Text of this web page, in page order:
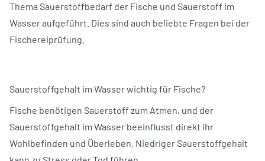
Thema Sauerstoffbedarf der Fische und Sauerstoff im
Wasser aufgeführt. Dies sind auch beliebte Fragen bei der
Fischereiprüfung.
Sauerstoffgehalt im Wasser wichtig für Fische?
Fische benötigen Sauerstoff zum Atmen, und der
Sauerstoffgehalt im Wasser beeinflusst direkt ihr
Wohlbefinden und Überleben. Niedriger Sauerstoffgehalt